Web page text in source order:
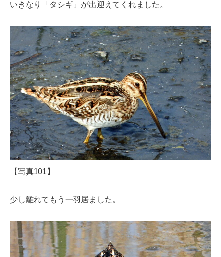
いきなり「タシギ」が出迎えてくれました。
【写真101】
少し離れてもう一羽居ました。